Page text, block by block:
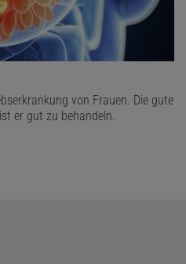
von Frauen. Die gute
er gut zu behandeln.